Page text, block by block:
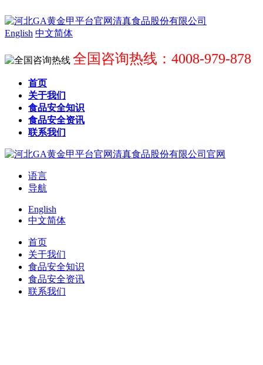
English 中文简体
全国咨询热线：4008-979-878
首页
关于我们
食品安全知识
食品安全资讯
联系我们
语言
导航
English
中文简体
首页
关于我们
食品安全知识
食品安全资讯
联系我们